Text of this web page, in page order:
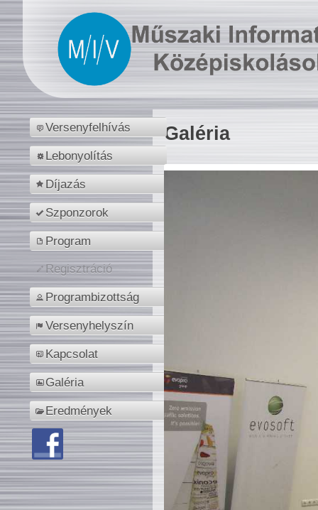
Versenyfelhívás
Lebonyolítás
Díjazás
Szponzorok
Program
Regisztráció
Programbizottság
Versenyhelyszín
Kapcsolat
Galéria
Eredmények
Galéria